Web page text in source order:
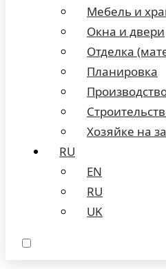
Мебель и
Окна и двери
Отделка
Планировка
Хозяйке на
RU
EN
RU
UK